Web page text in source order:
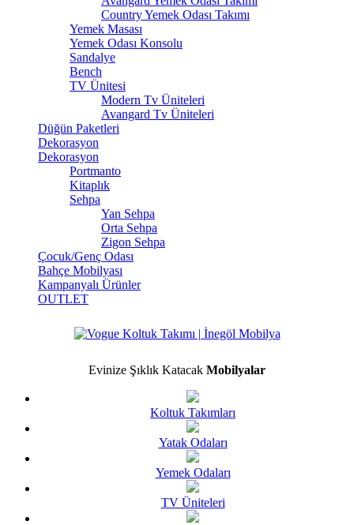
Country Yemek Odası Takımı
Yemek Masası
Yemek Odası Konsolu
Sandalye
Bench
TV Ünitesi
Modern Tv Üniteleri
Avangard Tv Üniteleri
Düğün Paketleri
Dekorasyon
Dekorasyon
Portmanto
Kitaplık
Sehpa
Yan Sehpa
Orta Sehpa
Zigon Sehpa
Çocuk/Genç Odası
Bahçe Mobilyası
Kampanyalı Ürünler
OUTLET
Evinize Şıklık Katacak Mobilyalar
Koltuk Takımları
Yatak Odaları
Yemek Odaları
TV Üniteleri